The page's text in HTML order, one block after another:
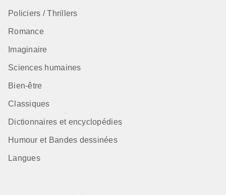
Policiers / Thrillers
Romance
Imaginaire
Sciences humaines
Bien-être
Classiques
Dictionnaires et encyclopédies
Humour et Bandes dessinées
Langues